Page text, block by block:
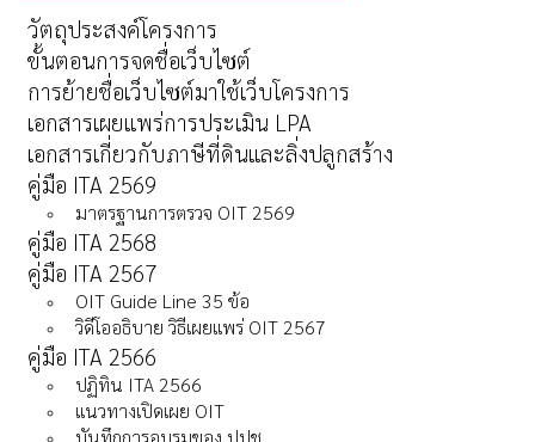
วัตถุประสงค์โครงการ
ขั้นตอนการจดชื่อเว็บไซต์
การย้ายชื่อเว็บไซต์มาใช้เว็บโครงการ
เอกสารเผยแพร่การประเมิน LPA
เอกสารเกี่ยวกับภาษีที่ดินและลิ่งปลูกสร้าง
คู่มือ ITA 2569
มาตรฐานการตรวจ OIT 2569
คู่มือ ITA 2568
คู่มือ ITA 2567
OIT Guide Line 35 ข้อ
วิดีโออธิบาย วิธีเผยแพร่ OIT 2567
คู่มือ ITA 2566
ปฏิทิน ITA 2566
แนวทางเปิดเผย OIT
บันทึกการอบรมของ ปปช